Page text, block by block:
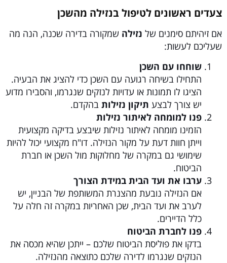
צעדים ראשונים לטיפול בנזילה מהשכן
אם זיהיתם סימנים של נזילה שמקורה בדירה שכנה, הנה מה
שעליכם לעשות:
שוחחו עם השכן
התחילו בשיחה רגועה עם השכן כדי להציג את הבעיה.
הציגו לו תמונות או עדויות לנזקים שנגרמו, והסבירו מדוע
יש צורך לבצע תיקון נזילות בהקדם.
פנו למומחה לאיתור נזילות
הזמינו מומחה לאיתור נזילות שיבצע בדיקה מקצועית
וייתן חוות דעת על מקור הנזילה. דו"ח מקצועי יכול להיות
שימושי גם במקרה של מחלוקות מול השכן או חברת
הביטוח.
ערבו את ועד הבית במידת הצורך
אם הנזילה נובעת מהצנרת המשותפת של הבניין, יש
לערב את ועד הבית, שכן האחריות במקרה זה חלה על
כלל הדיירים.
פנו לחברת הביטוח
בדקו את פוליסת הביטוח שלכם – ייתכן שהיא מכסה את
הנזקים שנגרמו לדירה שלכם כתוצאה מהנזילה.